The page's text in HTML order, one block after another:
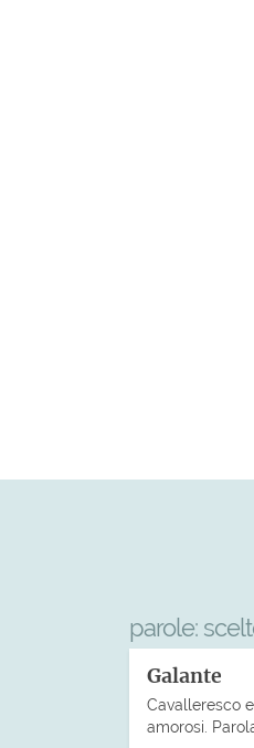
parole:
Galante
Cavalleresco
amorosi.